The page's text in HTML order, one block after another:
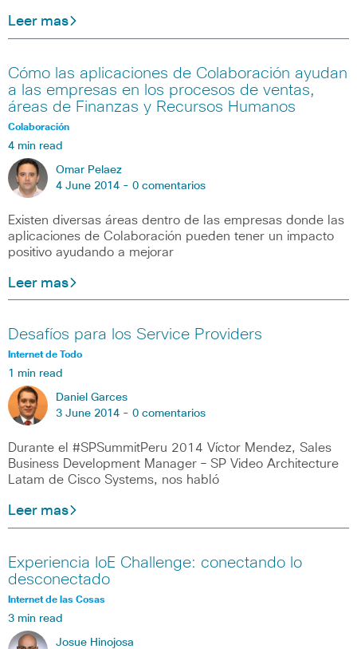
Leer mas
Cómo las aplicaciones de Colaboración ayudan
a las empresas en los procesos de ventas,
áreas de Finanzas y Recursos Humanos
Colaboración
4 min read
Omar Pelaez
4 June 2014 - 0 comentarios
Existen diversas áreas dentro de las empresas donde las
aplicaciones de Colaboración pueden tener un impacto
positivo ayudando a mejorar
Leer mas
Desafíos para los Service Providers
Internet de Todo
1 min read
Daniel Garces
3 June 2014 - 0 comentarios
Durante el #SPSummitPeru 2014 Víctor Mendez, Sales
Business Development Manager – SP Video Architecture
Latam de Cisco Systems, nos habló
Leer mas
Experiencia IoE Challenge: conectando lo
desconectado
Internet de las Cosas
3 min read
Josue Hinojosa